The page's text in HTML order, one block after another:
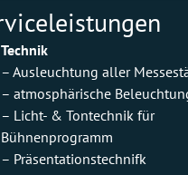
Technik
– Ausleuchtung aller
– atmosphärische
– Licht- & Tontechnik für
Bühnenprogramm
– Präsentationstechnifk